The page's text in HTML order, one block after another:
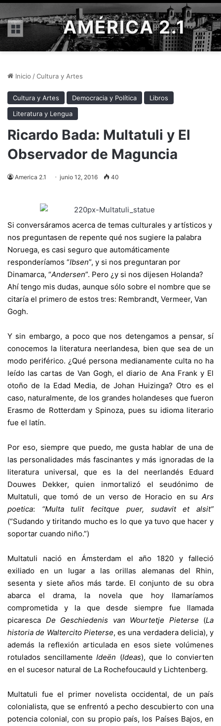
Menú AMÉRICA 2.1
Inicio /Cultura y Artes
Cultura y Artes Democracia y Política
Libros
Literatura y Lengua
Ricardo Bada: Multatuli y El
Observador de Maguncia
America 2.1 junio 12, 2016 40
Si conversáramos acerca de temas culturales y artísticos y
nos preguntasen de repente qué nos sugiere la palabra
Noruega, es casi seguro que automáticamente
responderíamos “Ibsen”, y si nos preguntaran por
Dinamarca, “Andersen”. Pero ¿y si nos dijesen Holanda?
Ahí tengo mis dudas, aunque sólo sobre el nombre que se
citaría el primero de estos tres: Rembrandt, Vermeer, Van
Gogh.
Y sin embargo, a poco que nos detengamos a pensar, sí
conocemos la literatura neerlandesa, bien que sea de un
modo periférico. ¿Qué persona medianamente culta no ha
leído las cartas de Van Gogh, el diario de Ana Frank y El
otoño de la Edad Media, de Johan Huizinga? Otro es el
caso, naturalmente, de los grandes holandeses que fueron
Erasmo de Rotterdam y Spinoza, pues su idioma literario
fue el latín.
Por eso, siempre que puedo, me gusta hablar de una de
las personalidades más fascinantes y más ignoradas de la
literatura universal, que es la del neerlandés Eduard
Douwes Dekker, quien inmortalizó el seudónimo de
Multatuli, que tomó de un verso de Horacio en su Ars
poetica: “Multa tulit fecitque puer, sudavit et alsit”
(“Sudando y tiritando mucho es lo que ya tuvo que hacer y
soportar cuando niño.”)
Multatuli nació en Ámsterdam el año 1820 y falleció
exiliado en un lugar a las orillas alemanas del Rhin,
sesenta y siete años más tarde. El conjunto de su obra
abarca el drama, la novela que hoy llamaríamos
comprometida y la que desde siempre fue llamada
picaresca De Geschiedenis van Wourtetje Pieterse (La
historia de Waltercito Pieterse, es una verdadera delicia), y
además la reflexión articulada en esos siete volúmenes
rotulados sencillamenteIdeën (Ideas), que lo convierten
en el sucesor natural de La Rochefoucauld y Lichtenberg.
Multatuli fue el primer novelista occidental, de un país
colonialista, que se enfrentó a pecho descubierto con una
potencia colonial, con su propio país, los Países Bajos, en